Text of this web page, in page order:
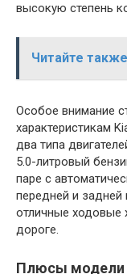
высокую степень
Читайте
Особое внимание
характеристикам
два типа
5.0-литровый
паре с
передней и задней
отличные ходовые
дороге.
Плюсы модели